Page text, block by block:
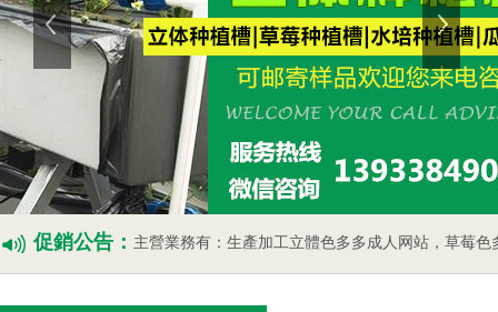
促銷公告： 主營業務有：生產加工立體色多多成人网站，草莓色多多成人网站，瓜果蔬菜